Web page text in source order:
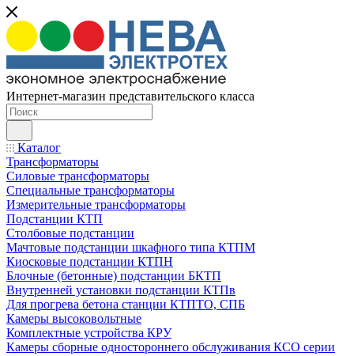
Интернет-магазин представительского класса
Каталог
Трансформаторы
Силовые трансформаторы
Специальные трансформаторы
Измерительные трансформаторы
Подстанции КТП
Столбовые подстанции
Мачтовые подстанции шкафного типа КТПМ
Киосковые подстанции КТПН
Блочные (бетонные) подстанции БКТП
Внутренней установки подстанции КТПв
Для прогрева бетона станции КТПТО, СПБ
Камеры высоковольтные
Комплектные устройства КРУ
Камеры сборные одностороннего обслуживания КСО серии